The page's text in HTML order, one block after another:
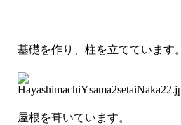
基礎を作り、柱を立てています。
屋根を葺いています。